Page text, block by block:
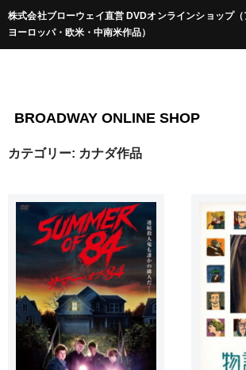
株式会社ブローウェイ直営 DVDオンラインショップ（
ヨーロッパ・欧米・中南米作品）
BROADWAY ONLINE SHOP
アメリカ（ハリウッド）作品 ▼
巨匠たちのハリウッド・シリーズ
ハリウッド傑作選
ハリウッド西部劇
アメリカ作品 ▼
カテゴリー: カナダ作品